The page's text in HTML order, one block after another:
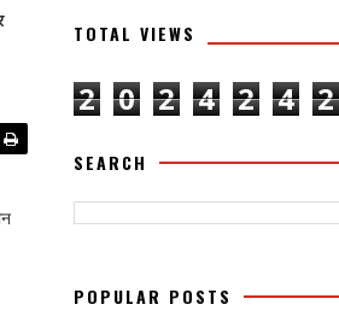
TOTAL VIEWS
2 0 2 4 2 4 2
SEARCH
POPULAR POSTS